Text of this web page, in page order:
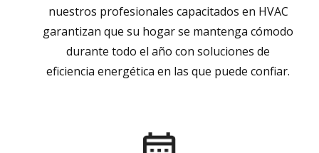
nuestros profesionales capacitados en HVAC
garantizan que su hogar se mantenga cómodo
durante todo el año con soluciones de
eficiencia energética en las que puede confiar.